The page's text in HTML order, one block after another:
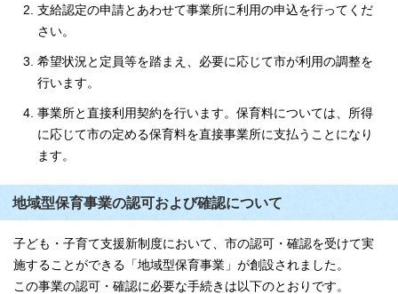
支給認定の申請とあわせて事業所に利用の申込を行ってくだ
さい。
希望状況と定員等を踏まえ、必要に応じて市が利用の調整を
行います。
事業所と直接利用契約を行います。保育料については、所得
に応じて市の定める保育料を直接事業所に支払うことになり
ます。
地域型保育事業の認可および確認について
子ども・子育て支援新制度において、市の認可・確認を受けて実
施することができる「地域型保育事業」が創設されました。
この事業の認可・確認に必要な手続きは以下のとおりです。